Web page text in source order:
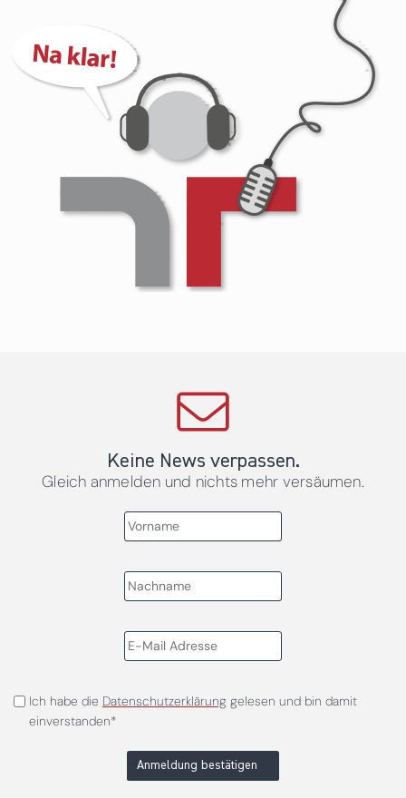
Keine News verpassen.
Gleich anmelden und nichts mehr versäumen.
Ich habe die Datenschutzerklärunggelesen und bin damit
einverstanden*
Anmeldung bestätigen